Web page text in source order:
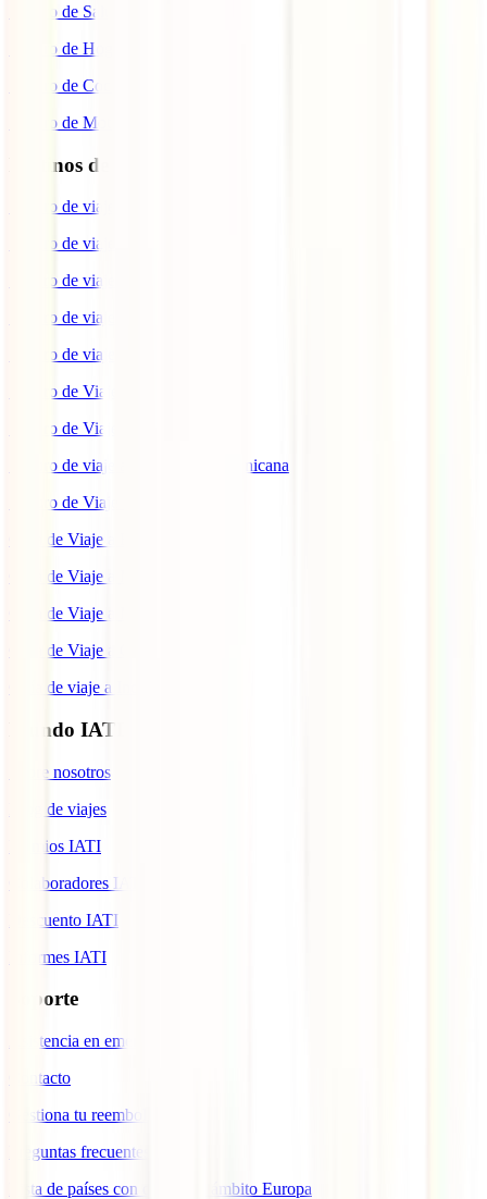
Seguro de Salud
Seguro de Hogar
Seguro de Coche
Seguro de Moto
Destinos de interés
Seguro de viaje a EEUU
Seguro de viaje a Indonesia
Seguro de viaje a Marruecos
Seguro de viaje a Reino Unido
Seguro de viaje a México
Seguro de Viaje a Tailandia
Seguro de Viaje a China
Seguro de viaje a República Dominicana
Seguro de Viaje a Colombia
Guía de Viaje a Estados Unidos
Guía de Viaje a México
Guía de Viaje a Marruecos
Guía de Viaje a Cuba
Guía de viaje a Indonesia
Mundo IATI
Sobre nosotros
Blog de viajes
Premios IATI
Colaboradores IATI
Descuento IATI
Informes IATI
Soporte
Asistencia en emergencias
Contacto
Gestiona tu reembolso
Preguntas frecuentes
Lista de países con cobertura ámbito Europa